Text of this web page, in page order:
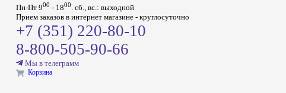
Пн-Пт 900 - 1800. сб., вс.: выходной
Прием заказов в интернет магазине - круглосуточно
+7 (351) 220-80-10
8-800-505-90-66
Мы в телеграмм
Корзина